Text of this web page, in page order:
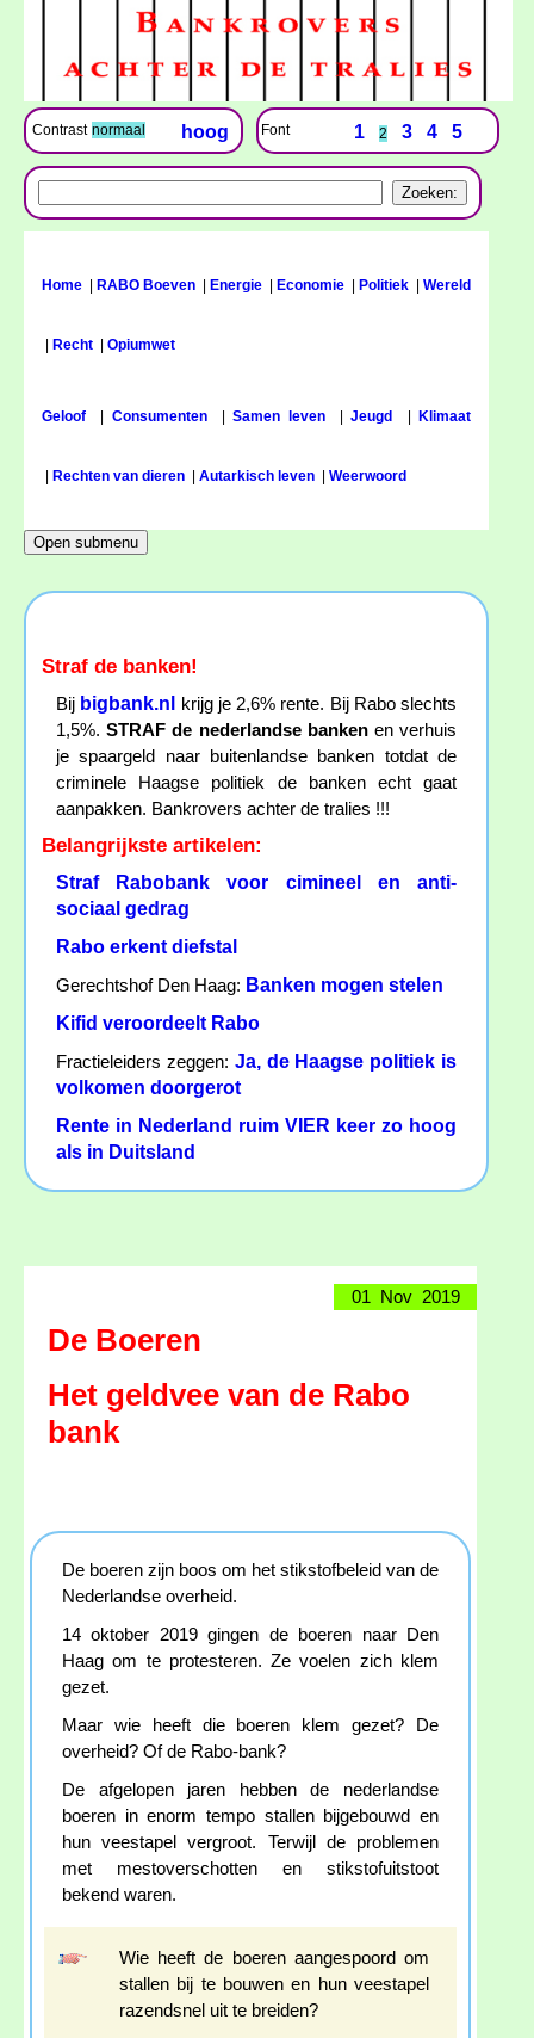
Contrast normaal hoog Font 1 2 3 4 5
Home RABO Boeven Energie Economie Politiek Wereld
Recht Opiumwet
Geloof Consumenten|Samen leven|Jeugd Klimaat
Rechten van dieren Autarkisch leven Weerwoord
Straf de banken!
Bij bigbank.nl
krijg je 2,6% rente. Bij Rabo slechts
1,5%.STRAF de nederlandse bankenen verhuis
je spaargeld naar buitenlandse banken totdat de
criminele Haagse politiek de banken echt gaat
aanpakken. Bankrovers achter de tralies !!!
Belangrijkste artikelen:
Straf Rabobank voor cimineel en anti-
sociaal gedrag
Rabo erkent diefstal
Gerechtshof Den Haag: Banken mogen stelen
Kifid veroordeelt Rabo
Fractieleiders zeggen: Ja, de Haagse politiek is
volkomen doorgerot
Rente in Nederland ruim VIER keer zo hoog
als in Duitsland
01 Nov 2019
De Boeren
Het geldvee van de Rabo
bank
De boeren zijn boos om het stikstofbeleid van de
Nederlandse overheid.
14 oktober 2019 gingen de boeren naar Den
Haag om te protesteren. Ze voelen zich klem
gezet.
Maar wie heeft die boeren klem gezet? De
overheid? Of de Rabo-bank?
De afgelopen jaren hebben de nederlandse
boeren in enorm tempo stallen bijgebouwd en
hun veestapel vergroot. Terwijl de problemen
met mestoverschotten en stikstofuitstoot
bekend waren.
Wie heeft de boeren aangespoord om
stallen bij te bouwen en hun veestapel
razendsnel uit te breiden?